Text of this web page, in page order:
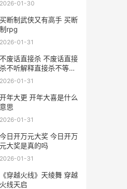
2026-01-30
买断制武侠又有高手 买断
制rpg
2026-01-31
不废话直接杀 不废话直接
杀不听解释直接杀不等说
话直接杀
2026-01-31
开年大更 开年大喜是什么
意思
2026-01-31
今日开万元大奖 今日开万
元大奖是真的吗
2026-01-31
《穿越火线》天绫舞 穿越
火线天启